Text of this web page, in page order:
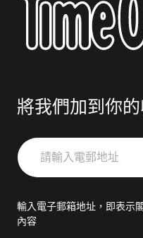
將我們加到你
請
輸
郵
輸入電子郵箱地址，即表示
內容